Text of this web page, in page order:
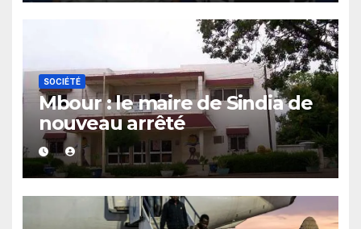
SOCIÉTÉ
Mbour : le maire de Sindia de
nouveau arrêté